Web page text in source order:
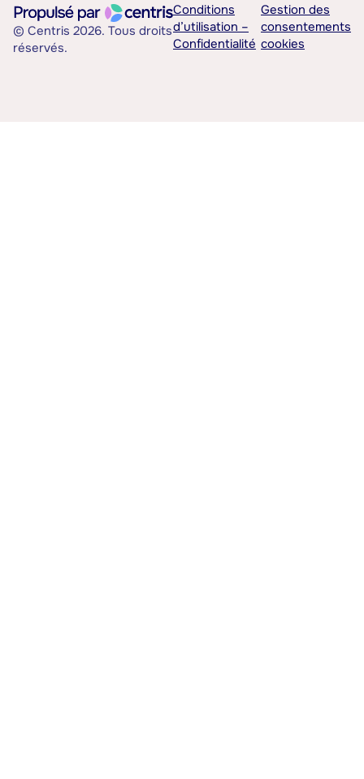
© Centris 2026. Tous droits
réservés.
Conditions
d’utilisation –
Confidentialité
Gestion des
consentements
cookies